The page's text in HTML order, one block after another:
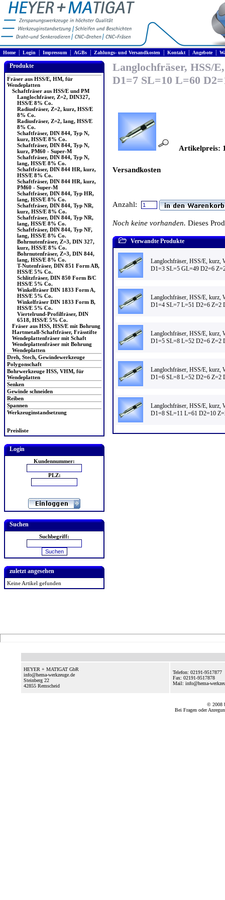
Home| Login Impressum AGBs Zahlungs- und Versandkosten Kontakt| Angebote|
Produkte
Fräser aus HSS/E, HM, für
Wendeplatten
Schaftfräser aus HSS/E und PM
Langlochfräser, Z=2, DIN327,
HSS/E 8% Co.
Radiusfräser, Z=2, kurz, HSS/E
8% Co.
Radiusfräser, Z=2, lang, HSS/E
8% Co.
Schaftfräser, DIN 844, Typ N,
kurz, HSS/E 8% Co.
Schaftfräser, DIN 844, Typ N,
kurz, PM60 - Super-M
Schaftfräser, DIN 844, Typ N,
lang, HSS/E 8% Co.
Schaftfräser, DIN 844 HR, kurz,
HSS/E 8% Co.
Schaftfräser, DIN 844 HR, kurz,
PM60 - Super-M
Schaftfräser, DIN 844, Typ HR,
lang, HSS/E 8% Co.
Schaftfräser, DIN 844, Typ NR,
kurz, HSS/E 8% Co.
Schaftfräser, DIN 844, Typ NR,
lang, HSS/E 8% Co.
Schaftfräser, DIN 844, Typ NF,
lang, HSS/E 8% Co.
Bohrnutenfräser, Z=3, DIN 327,
kurz, HSS/E 8% Co.
Bohrnutenfräser, Z=3, DIN 844,
lang, HSS/E 8% Co.
T-Nutenfräser, DIN 851 Form AB,
HSS/E 5% Co.
Schlitzfräser, DIN 850 Form B/C
HSS/E 5% Co.
Winkelfräser DIN 1833 Form A,
HSS/E 5% Co.
Winkelfräser DIN 1833 Form B,
HSS/E 5% Co.
Viertelrund-Profilfräser, DIN
6518, HSS/E 5% Co.
Fräser aus HSS, HSS/E mit Bohrung
Hartmetall-Schaftfräser, Frässtifte
Wendeplattenfräser mit Schaft
Wendeplattenfräser mit Bohrung
Wendeplatten
Dreh, Stech, Gewindewerkzeuge
Polygonschaft
Bohrwerkzeuge HSS, VHM, für
Wendeplatten
Senken
Gewinde schneiden
Reiben
Spannen
Werkzeuginstandsetzung
Preisliste
Login
Kundennummer:
PLZ:
Suchen
Suchbegriff:
zuletzt angesehen
Keine Artikel gefunden
Langlochfräser, HSS/
D1=7 SL=10 L=60
Artikelpreis:
Versandkosten
Anzahl:
Noch keine vorhanden. Dieses
Verwandte Produkte
Langlochfräser, HSS/E, kurz,
D1=3 SL=5 GL=49 D2=6
Langlochfräser, HSS/E, kurz,
D1=4 SL=7 L=51 D2=6 Z=2
Langlochfräser, HSS/E, kurz,
D1=5 SL=8 L=52 D2=6 Z=2
Langlochfräser, HSS/E, kurz,
D1=6 SL=8 L=52 D2=6 Z=2
Langlochfräser, HSS/E, kurz,
D1=8 SL=11 L=61 D2=10
HEYER + MATIGAT GbR
info@hema-werkzeuge.de
Steinberg 22
42855 Remscheid
Telefon: 02191-9517877
Fax: 02191-9517878
Mail: info@hema-
© 2008
Bei Fragen oder